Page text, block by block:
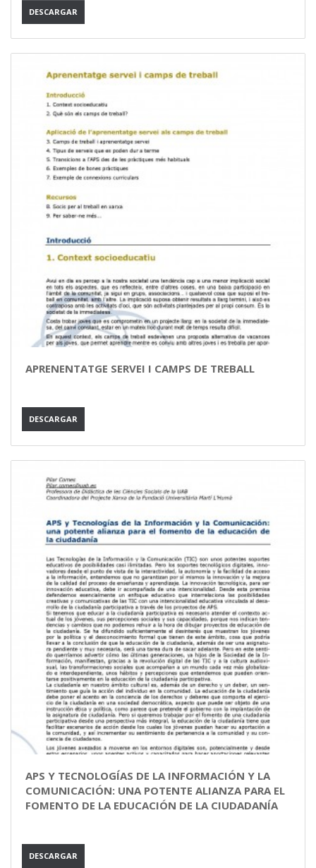
DESCARGAR
APRENENTATGE SERVEI I CAMPS DE TREBALL
DESCARGAR
APS Y TECNOLOGÍAS DE LA INFORMACIÓN Y LA
COMUNICACIÓN: UNA POTENTE ALIANZA PARA EL
FOMENTO DE LA EDUCACIÓN DE LA CIUDADANÍA
DESCARGAR